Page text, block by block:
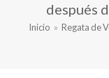
después
Inicio » Regata de